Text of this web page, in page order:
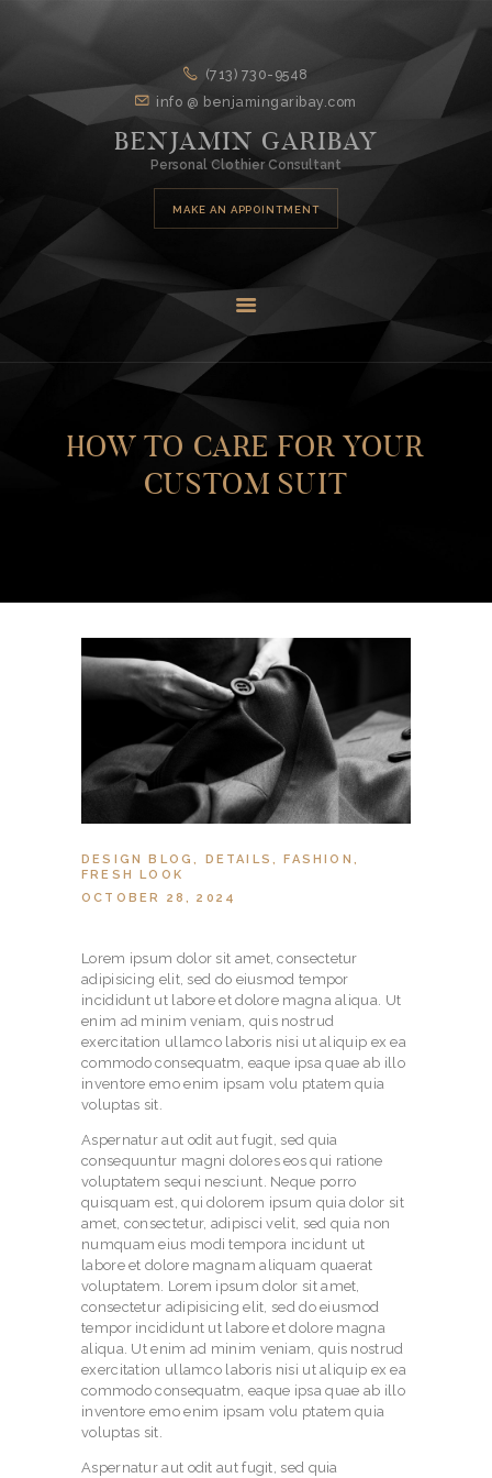
(713) 730-9548
info @ benjamingaribay.com
BENJAMIN GARIBAY
Personal Clothier Consultant
MAKE AN APPOINTMENT
HOW TO CARE FOR YOUR
CUSTOM SUIT
HOME
ABOUT
DESIGN
SERVICES
CONTACT
DESIGN BLOG, DETAILS,FASHION ,
FRESH LOOK
OCTOBER 28, 2024
Lorem ipsum dolor sit amet, consectetur
adipisicing elit, sed do eiusmod tempor
incididunt ut labore et dolore magna aliqua. Ut
enim ad minim veniam, quis nostrud
exercitation ullamco laboris nisi ut aliquip ex ea
commodo consequatm, eaque ipsa quae ab illo
inventore emo enim ipsam volu ptatem quia
voluptas sit.
Aspernatur aut odit aut fugit, sed quia
consequuntur magni dolores eos qui ratione
voluptatem sequi nesciunt. Neque porro
quisquam est, qui dolorem ipsum quia dolor sit
amet, consectetur, adipisci velit, sed quia non
numquam eius modi tempora incidunt ut
labore et dolore magnam aliquam quaerat
voluptatem. Lorem ipsum dolor sit amet,
consectetur adipisicing elit, sed do eiusmod
tempor incididunt ut labore et dolore magna
aliqua. Ut enim ad minim veniam, quis nostrud
exercitation ullamco laboris nisi ut aliquip ex ea
commodo consequatm, eaque ipsa quae ab illo
inventore emo enim ipsam volu ptatem quia
voluptas sit.
Aspernatur aut odit aut fugit, sed quia